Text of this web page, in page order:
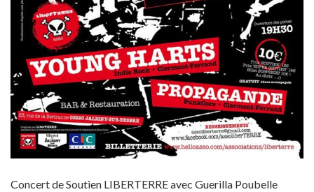
Concert de Soutien LIBERTERRE avec Guerilla Poubelle